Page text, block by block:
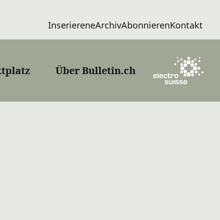
InseriereneArchivAbonnierenKontakt
Über Bulletin.ch